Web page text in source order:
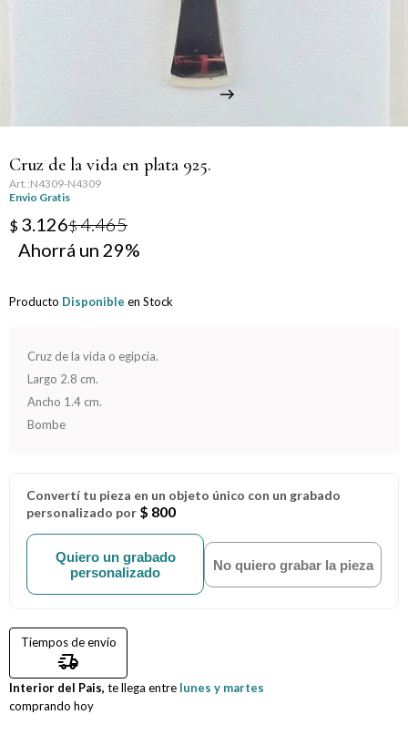
Cruz de la vida en plata 925.
N4309-N4309
Envio Gratis
$ 3.126$4.465
29
Producto Disponible en Stock
Cruz de la vida o egipcia.
Largo 2.8 cm.
Ancho 1.4 cm.
Bombe
Convertí tu pieza en un objeto único con un grabado
personalizado por $ 800
Quiero un grabado
personalizado
No quiero grabar la pieza
Tiempos de envío
delivery_truck_speed
Interior del Pais, te llega entre lunes y martes
comprando hoy
Día del Abuelo
Día del Amigo
Día del Maestro
Día del Padre
Graduación
Nacimiento
San Valentín
Día del niño